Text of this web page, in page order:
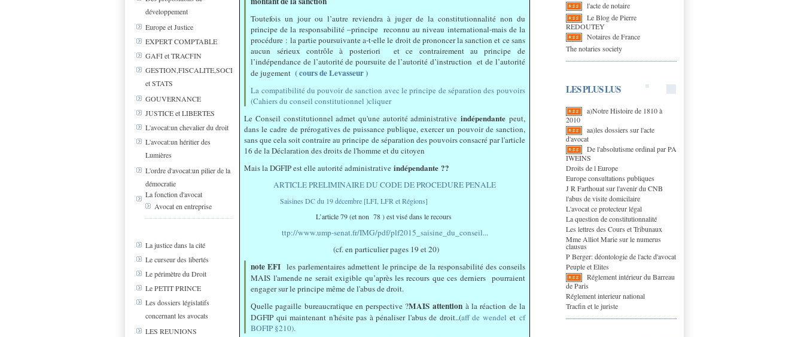
développement
Europe et Justice
EXPERT COMPTABLE
GAFI et TRACFIN
GESTION,FISCALITE,SOCIAL
et STATS
GOUVERNANCE
JUSTICE et LIBERTES
L'avocat:un chevalier du droit
L'avocat:un héritier des
Lumières
L'ordre d'avocat:un pilier de la
démocratie
La fonction d'avocat
Avocat en entreprise
La justice dans la cité
Le curseur des libertés
Le périmètre du Droit
Le PETIT PRINCE
Les dossiers législatifs
concernant les avocats
LES REUNIONS
l'acte de notaire
Le Blog de Pierre
REDOUTEY
Notaires de France
The notaries society
LES PLUS LUS
a)Notre Histoire de 1810 à
2010
aa)les dossiers sur l'acte
d'avocat
De l'absolutisme ordinal par PA
IWEINS
Droits de l Europe
Europe consultations publiques
J R Farthouat sur l'avenir du CNB
l'abus de visite domicilaire
L'avocat ce protecteur légal
La question de constitutionnalité
Les lettres des Cours et Tribunaux
Mme Alliot Marie sur le numerus
clausus
P Berger: déontologie de l'acte d'avocat
Peuple et Elites
Réglement intérieur du Barreau
de Paris
Réglement interieur national
Tracfin et le juriste
Toutefois un jour ou l’autre reviendra à juger de la constitutionnalité non du
principe de la responsabilité –principe reconnu au niveau international-mais de la
procédure : la partie poursuivante a-t-elle le droit de prononcer la sanction et ce sans
aucun sérieux contrôle à posteriori et ce contrairement au principe de
l’indépendance de l’autorité de poursuite de l’autorité d’instruction et de l’autorité
de jugement( cours de Levasseur )
La compatibilité du pouvoir de sanction avec le principe de séparation des pouvoirs
(Cahiers du conseil constitutionnel )cliquer
Le Conseil constitutionnel admet qu'une autorité administrativeindépendante peut,
dans le cadre de prérogatives de puissance publique, exercer un pouvoir de sanction,
sans que cela soit contraire au principe de séparation des pouvoirs consacré par l'article
16 de la Déclaration des droits de l'homme et du citoyen
Mais la DGFIP est elle autorité administrativeindépendante ??
ARTICLE PRELIMINAIRE DU CODE DE PROCEDURE PENALE
Saisines DC du 19 décembre [LFI, LFR et Régions]
L’article 79 (et non 78 ) est visé dans le recours
ttp://www.ump-senat.fr/IMG/pdf/plf2015_saisine_du_conseil...
(cf. en particulier pages 19 et 20)
note EFI les parlementaires admettent le principe de la responsabilité des conseils
MAIS l'amende ne serait exigible qu’après les recours que ces derniers pourraient
engager sur le principe même de l'abus de droit.
Quelle pagaille bureaucratique en perspective ?MAIS attentionà la réaction de la
DGFIP qui maintenant n'hésite pas à pénaliser l'abus de droit..(aff de wendelet cf
BOFIP §210).